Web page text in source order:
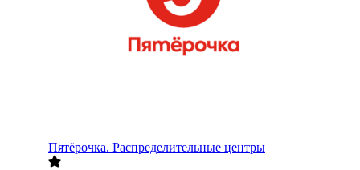
Пятёрочка. Распределительные центры